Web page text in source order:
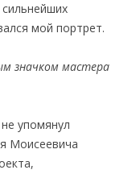
мой портрет.
значком мастера
упомянул
Моисеевича